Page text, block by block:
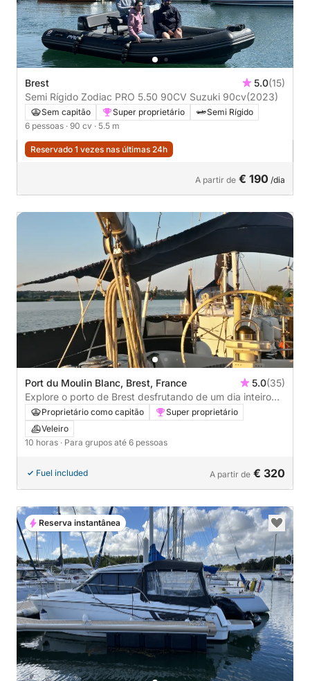
Brest 5.0(15)
Semi Rígido Zodiac PRO 5.50 90CV Suzuki 90cv(2023)
Sem capitão Super proprietário
Semi Rígido
6 pessoas · 90 cv · 5.5 m
Reservado 1 vezes nas últimas 24h
A partir de € 190 /dia
Port du Moulin Blanc, Brest, France 5.0(35)
Explore o porto de Brest desfrutando de um dia inteiro
de navegação à vela.
Proprietário como capitão
Super proprietário
Veleiro
10 horas · Para grupos até 6 pessoas
Fuel included A partir de € 320
Reserva instantânea